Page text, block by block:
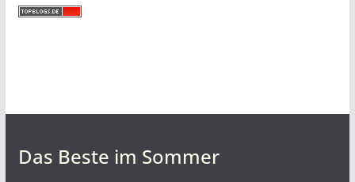
Das Beste im Sommer